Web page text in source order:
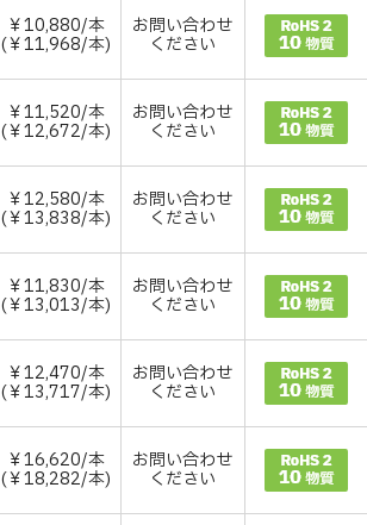
￥10,880/本
(￥11,968/本)
お問い合わせ
ください
￥11,520/本
(￥12,672/本)
お問い合わせ
ください
￥12,580/本
(￥13,838/本)
お問い合わせ
ください
￥11,830/本
(￥13,013/本)
お問い合わせ
ください
￥12,470/本
(￥13,717/本)
お問い合わせ
ください
￥16,620/本
(￥18,282/本)
お問い合わせ
ください